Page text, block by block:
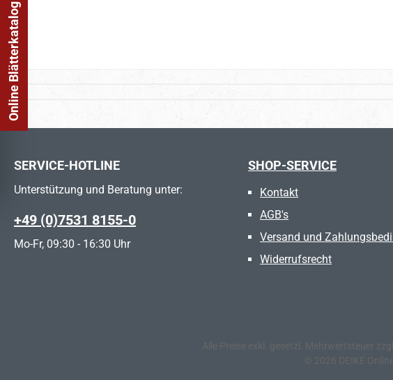
SERVICE-HOTLINE
Unterstützung und Beratung unter:
+49 (0)7531 8155-0
Mo-Fr, 09:30 - 16:30 Uhr
SHOP-SERVICE
Kontakt
AGB's
Versand und
Widerrufsrecht
Alle Preise exkl. gesetzl. Mehrwertsteuer zzgl.
© 2026 DEIKE
Online Blätterkatalog